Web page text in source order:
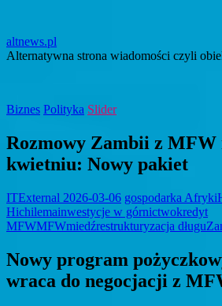
altnews.pl
Alternatywna strona wiadomości czyli
Biznes Polityka Slider
Rozmowy Zambii z MFW
kwietniu: Nowy pakiet
ITExternal 2026-03-06 gospodarka Afryki
Hichilemainwestycje w górnictwokredyt
MFWMFWmiedźrestrukturyzacja długu
Nowy program
wraca do negocjacji z